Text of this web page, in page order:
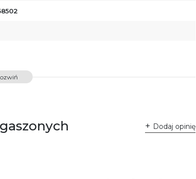
Dodaj opinię